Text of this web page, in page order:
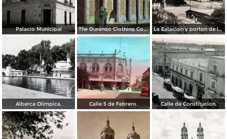
Palacio Municipal The Durango Clothing Company La Estacion y porton de la fabrica Dinamita.
Alberca Olimpica. Calle 5 de Febrero. Calle de Constitucion.